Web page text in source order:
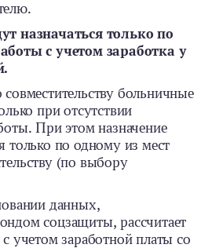
назначаться только по
с учетом заработка у
больничные
при отсутствии
При этом назначение
только по одному из мест
(по выбору
данных,
соцзащиты, рассчитает
учетом заработной платы со